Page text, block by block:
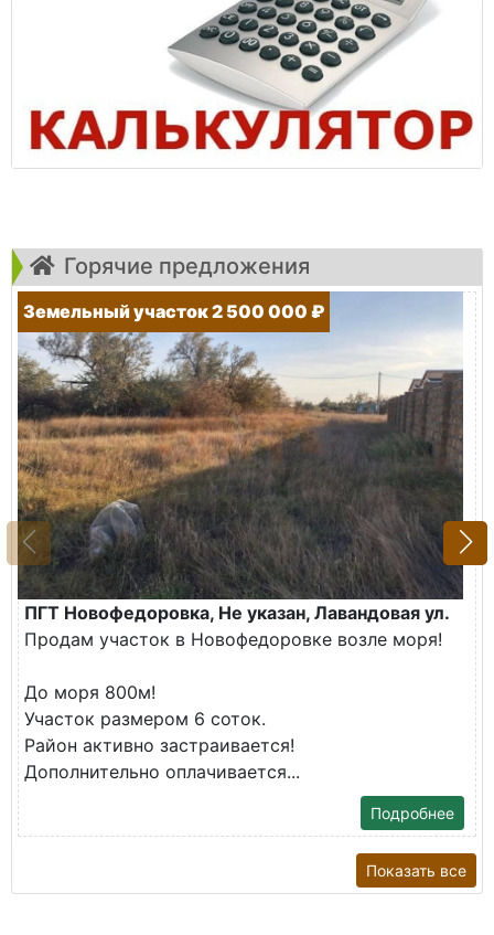
Горячие предложения
Земельный участок 2 500 000 ₽
ПГТ Новофедоровка, Не указан, Лавандовая ул.
Продам участок в Новофедоровке возле моря!
До моря 800м!
Участок размером 6 соток.
Район активно застраивается!
Дополнительно оплачивается...
Подробнее
Показать все